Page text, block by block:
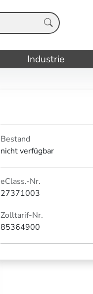
Industrie
Bestand
nicht verfügbar
eClass.-Nr.
27371003
Zolltarif-Nr.
85364900